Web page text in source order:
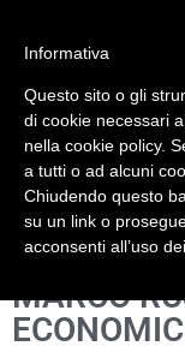
Mondo
LE
RICOPRONO
CHE
UN
PER TUTTO
MARCO
Informativa
Questo sito o gli
di cookie necessari
nella cookie policy.
a tutti o ad alcuni
Chiudendo questo
su un link o
acconsenti all’uso